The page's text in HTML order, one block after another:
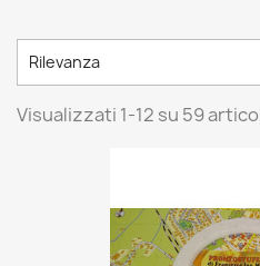
Rilevanza
Visualizzati 1-12 su 59